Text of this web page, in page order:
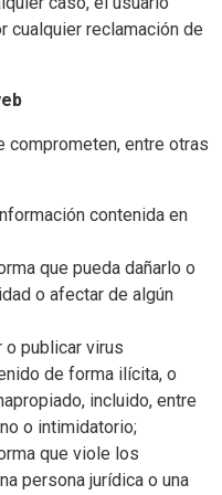
cualquier reclamación de
entre otras
contenida en
que pueda dañarlo o
o afectar de algún
publicar virus
de forma ilícita, o
incluido, entre
o intimidatorio;
que viole los
persona jurídica o una